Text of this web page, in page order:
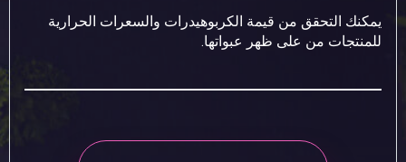
يمكنك التحقق من قيمة الكربوهيدرات والسعرات الحرارية
للمنتجات من على ظهر عبواتها.